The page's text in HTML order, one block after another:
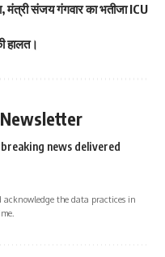
मंत्री संजय गंगवार का भतीजा ICU
हालत।
news delivered
acknowledge the data practices in